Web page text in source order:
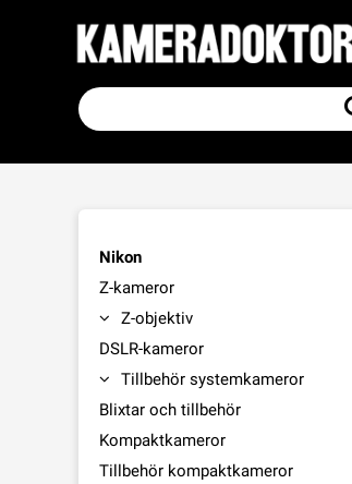
Nikon
Z-kameror
Z-objektiv
DSLR-kameror
Tillbehör systemkameror
Blixtar och tillbehör
Kompaktkameror
Tillbehör kompaktkameror